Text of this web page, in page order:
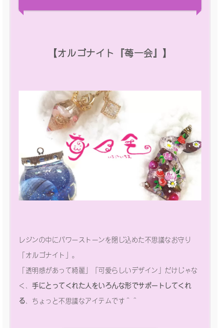
【オルゴナイト『苺一会』】
レジンの中にパワーストーンを閉じ込めた不思議なお守り
「オルゴナイト」。
「透明感があって綺麗」「可愛らしいデザイン」だけじゃな
く、 手にとってくれた人をいろんな形でサポートしてくれ
る 、ちょっと不思議なアイテムです＾＾